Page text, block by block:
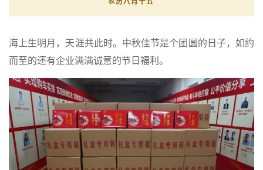
海上生明月，天涯共此时。中秋佳节是个团圆的日子，如约
而至的还有企业满满诚意的节日福利。